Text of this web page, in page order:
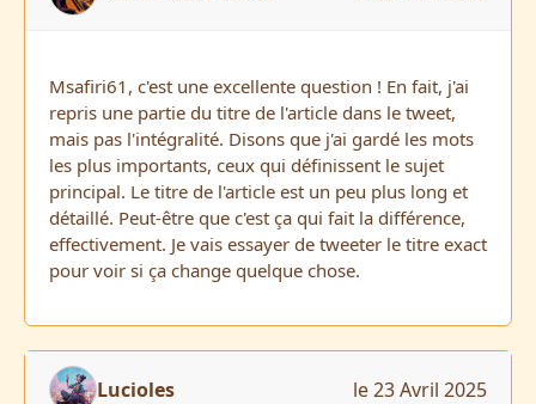
Msafiri61, c'est une excellente question ! En fait, j'ai
repris une partie du titre de l'article dans le tweet,
mais pas l'intégralité. Disons que j'ai gardé les mots
les plus importants, ceux qui définissent le sujet
principal. Le titre de l'article est un peu plus long et
détaillé. Peut-être que c'est ça qui fait la différence,
effectivement. Je vais essayer de tweeter le titre exact
pour voir si ça change quelque chose.
Lucioles le 23 Avril 2025